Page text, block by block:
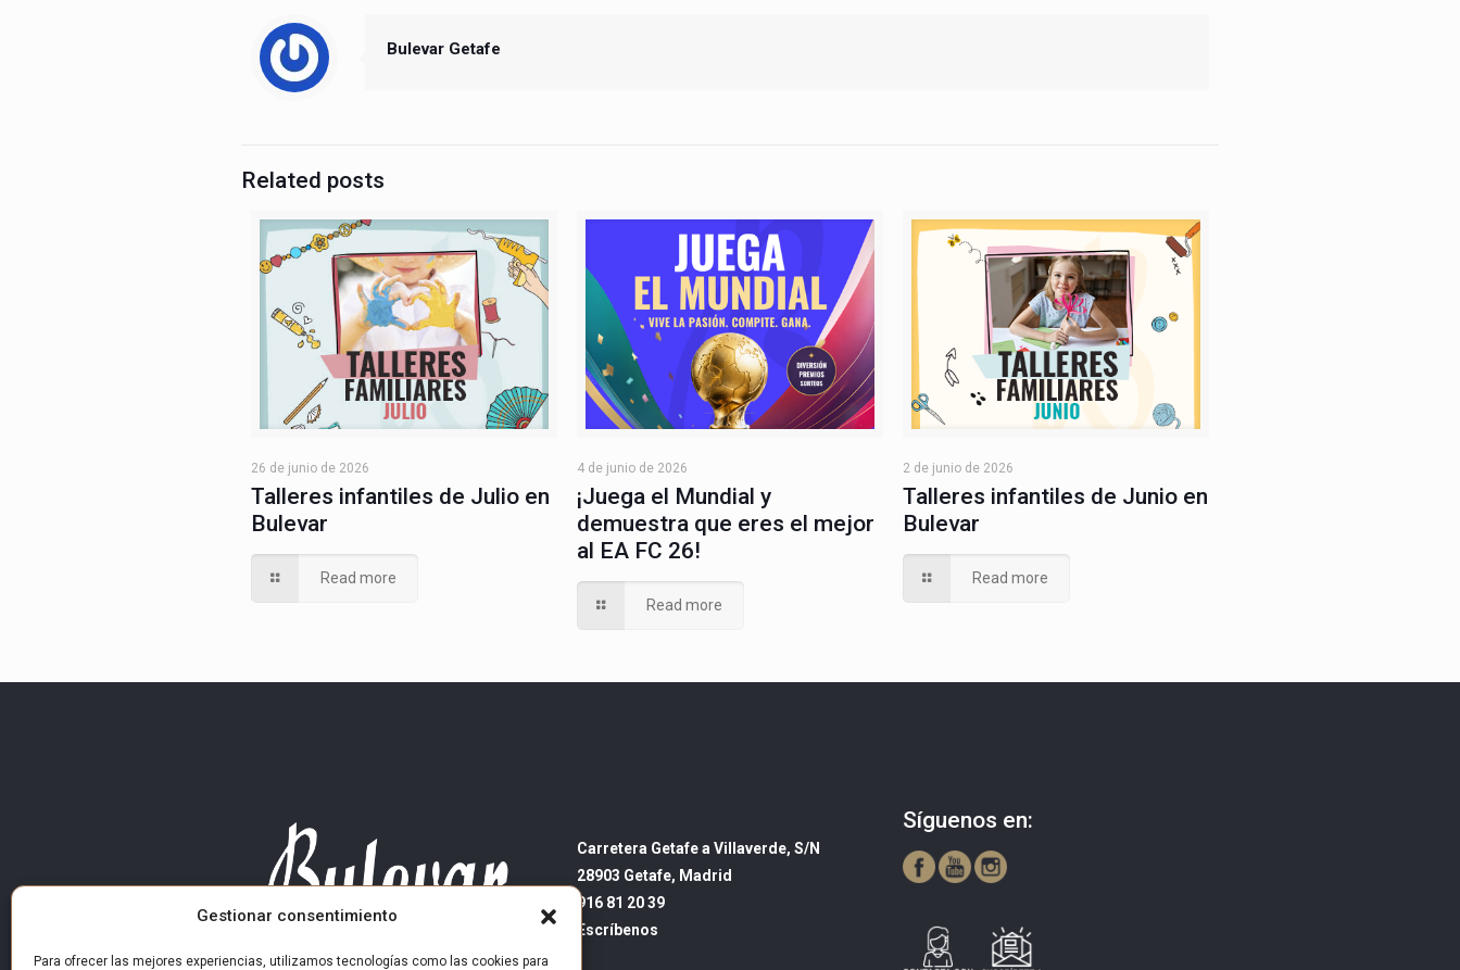
Gestionar consentimiento
Para ofrecer las mejores experiencias, utilizamos tecnologías como las cookies para
Bulevar Getafe
Related posts
26 de junio de 2026
Talleres infantiles de Julio en
Bulevar
Read more
4 de junio de 2026
¡Juega el Mundial y
demuestra que eres el mejor
al EA FC 26!
Read more
2 de junio de 2026
Talleres infantiles de Junio en
Bulevar
Read more
Carretera Getafe a Villaverde, S/N
28903 Getafe, Madrid
916 81 20 39
Escríbenos
Síguenos en: